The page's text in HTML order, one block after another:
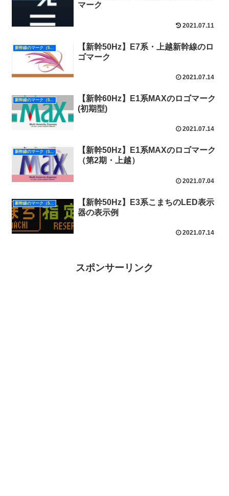
マーク
2021.07.11
新幹線のマーク（50Hz）
【新幹50Hz】E7系・上越新幹線のロ
ゴマーク
2021.07.14
新幹線のマーク（50Hz）
【新幹60Hz】E1系MAXのロゴマーク
(初期型)
2021.07.14
新幹線のマーク（50Hz）
【新幹50Hz】E1系MAXのロゴマーク
（第2期・上越）
2021.07.04
新幹線のマーク（50Hz）
【新幹50Hz】E3系こまちのLED表示
器の表示例
2021.07.14
スポンサーリンク